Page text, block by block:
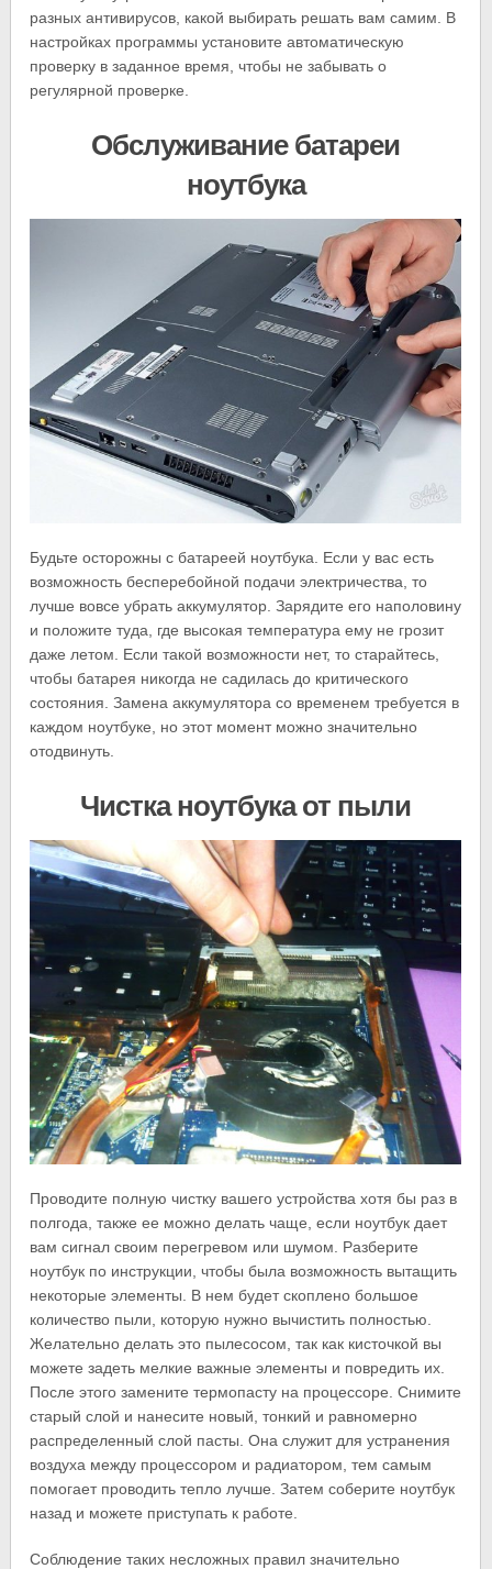
разных антивирусов, какой выбирать решать вам самим. В
настройках программы установите автоматическую
проверку в заданное время, чтобы не забывать о
регулярной проверке.
Обслуживание батареи
ноутбука
Будьте осторожны с батареей ноутбука. Если у вас есть
возможность бесперебойной подачи электричества, то
лучше вовсе убрать аккумулятор. Зарядите его наполовину
и положите туда, где высокая температура ему не грозит
даже летом. Если такой возможности нет, то старайтесь,
чтобы батарея никогда не садилась до критического
состояния. Замена аккумулятора со временем требуется в
каждом ноутбуке, но этот момент можно значительно
отодвинуть.
Чистка ноутбука от пыли
Проводите полную чистку вашего устройства хотя бы раз в
полгода, также ее можно делать чаще, если ноутбук дает
вам сигнал своим перегревом или шумом. Разберите
ноутбук по инструкции, чтобы была возможность вытащить
некоторые элементы. В нем будет скоплено большое
количество пыли, которую нужно вычистить полностью.
Желательно делать это пылесосом, так как кисточкой вы
можете задеть мелкие важные элементы и повредить их.
После этого замените термопасту на процессоре. Снимите
старый слой и нанесите новый, тонкий и равномерно
распределенный слой пасты. Она служит для устранения
воздуха между процессором и радиатором, тем самым
помогает проводить тепло лучше. Затем соберите ноутбук
назад и можете приступать к работе.
Соблюдение таких несложных правил значительно